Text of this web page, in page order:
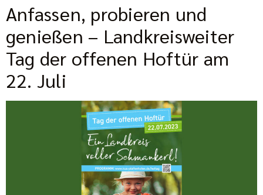
Anfassen, probieren und
genießen – Landkreisweiter
Tag der offenen Hoftür am
22. Juli